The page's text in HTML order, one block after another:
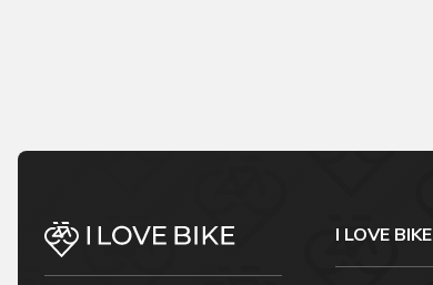
I LOVE BIKE